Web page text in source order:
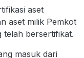
aset
aset milik Pemkot
telah bersertifikat.
masuk dari